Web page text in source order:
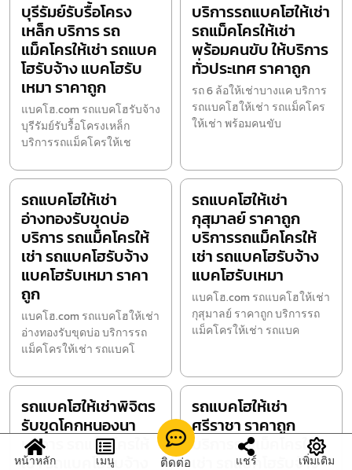
บุรีรัมย์รับรื้อโครง
เหล็ก บริการ รถ
แม็คโครให้เช่า รถแบค
โฮรับจ้าง แบคโฮรับ
เหมา ราคาถูก
แบคโฮ.com รถแบคโฮรับจ้าง
บุรีรัมย์รับรื้อโครงเหล็ก
บริการรถแม็คโครให้เช
บริการรถแบคโฮให้เช่า
รถแม็คโครให้เช่า
พร้อมคนขับ ให้บริการ
ทั่วประเทศ ราคาถูก
รถ 6 ล้อให้เช่าบางแค บริการ
รถแบคโฮให้เช่า รถแม็คโคร
ให้เช่า พร้อมคนขับ
รถแบคโฮให้เช่า
อ่างทองรับขุดบ่อ
บริการ รถแม็คโครให้
เช่า รถแบคโฮรับจ้าง
แบคโฮรับเหมา ราคา
ถูก
แบคโฮ.com รถแบคโฮให้เช่า
อ่างทองรับขุดบ่อ บริการรถ
แม็คโครให้เช่า รถแบคโ
รถแบคโฮให้เช่า
กุสุมาลย์ ราคาถูก
บริการรถแม็คโครให้
เช่า รถแบคโฮรับจ้าง
แบคโฮรับเหมา
แบคโฮ.com รถแบคโฮให้เช่า
กุสุมาลย์ ราคาถูก บริการรถ
แม็คโครให้เช่า รถแบค
รถแบคโฮให้เช่าพิจิตร
รับขุดโคกหนองนา
บริการ รถแม็คโครให้
เช่า รถแบคโฮรับจ้าง
รถแบคโฮให้เช่า
ศรีราชา ราคาถูก
บริการรถแม็คโครให้
เช่า รถแบคโฮรับจ้าง
หน้าหลัก เมนู ติดต่อ แชร์ เพิ่มเติม